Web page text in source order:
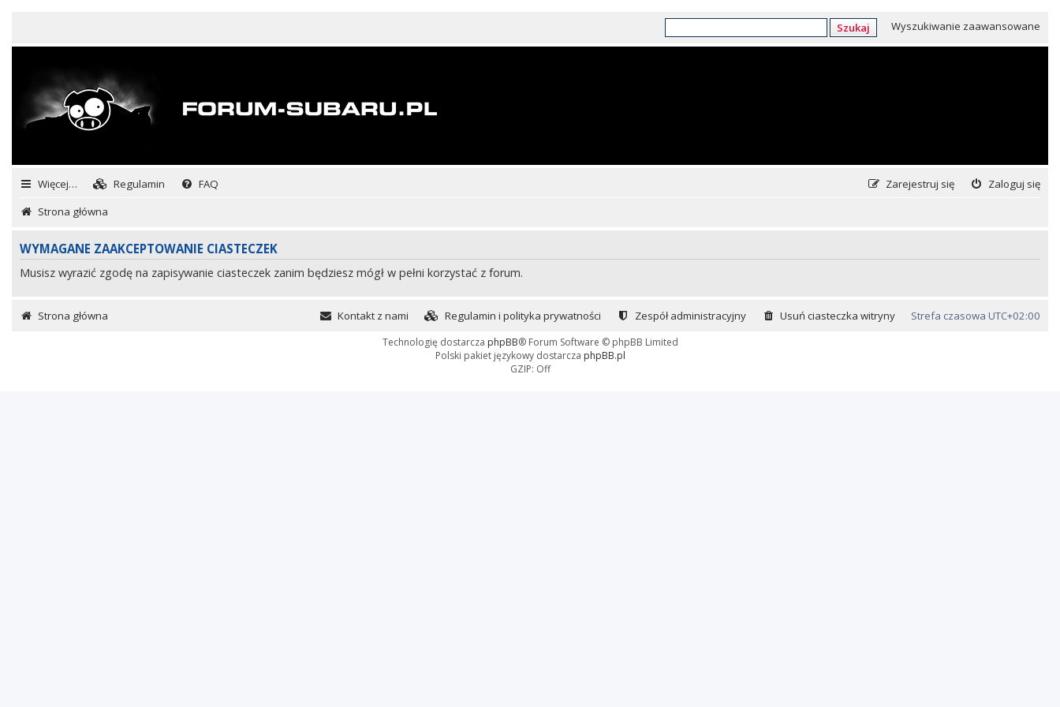
Szukaj Wyszukiwanie zaawansowane
Więcej… Regulamin FAQ Zaloguj się
Zarejestruj się
Strona główna
WYMAGANE ZAAKCEPTOWANIE CIASTECZEK
Musisz wyrazić zgodę na zapisywanie ciasteczek zanim będziesz mógł w pełni korzystać z forum.
Strona główna Strefa czasowa UTC+02:00
Usuń ciasteczka witryny
Zespół administracyjny
Regulamin i polityka prywatności
Kontakt z nami
Technologię dostarcza phpBB® Forum Software © phpBB Limited
Polski pakiet językowy dostarcza phpBB.pl
GZIP: Off